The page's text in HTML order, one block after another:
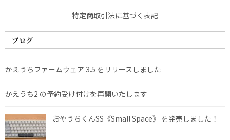
特定商取引法に基づく表記
ブログ
かえうちファームウェア 3.5 をリリースしました
かえうち2 の予約受け付けを再開いたします
おやうちくんSS《Small Space》 を発売しました！